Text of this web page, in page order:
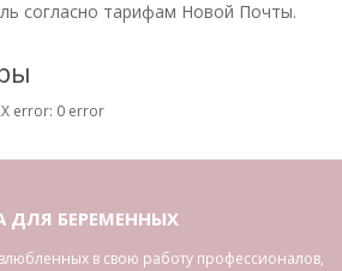
согласно тарифам Новой Почты.
error: 0 error
ДЛЯ БЕРЕМЕННЫХ
в свою работу профессионалов,